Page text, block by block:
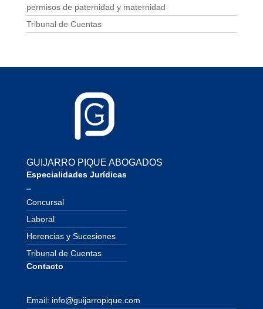
permisos de paternidad y maternidad
Tribunal de Cuentas
GUIJARRO PIQUE ABOGADOS
Especialidades Jurídicas
Concursal
Laboral
Herencias y Sucesiones
Tribunal de Cuentas
Contacto
Email: info@guijarropique.com